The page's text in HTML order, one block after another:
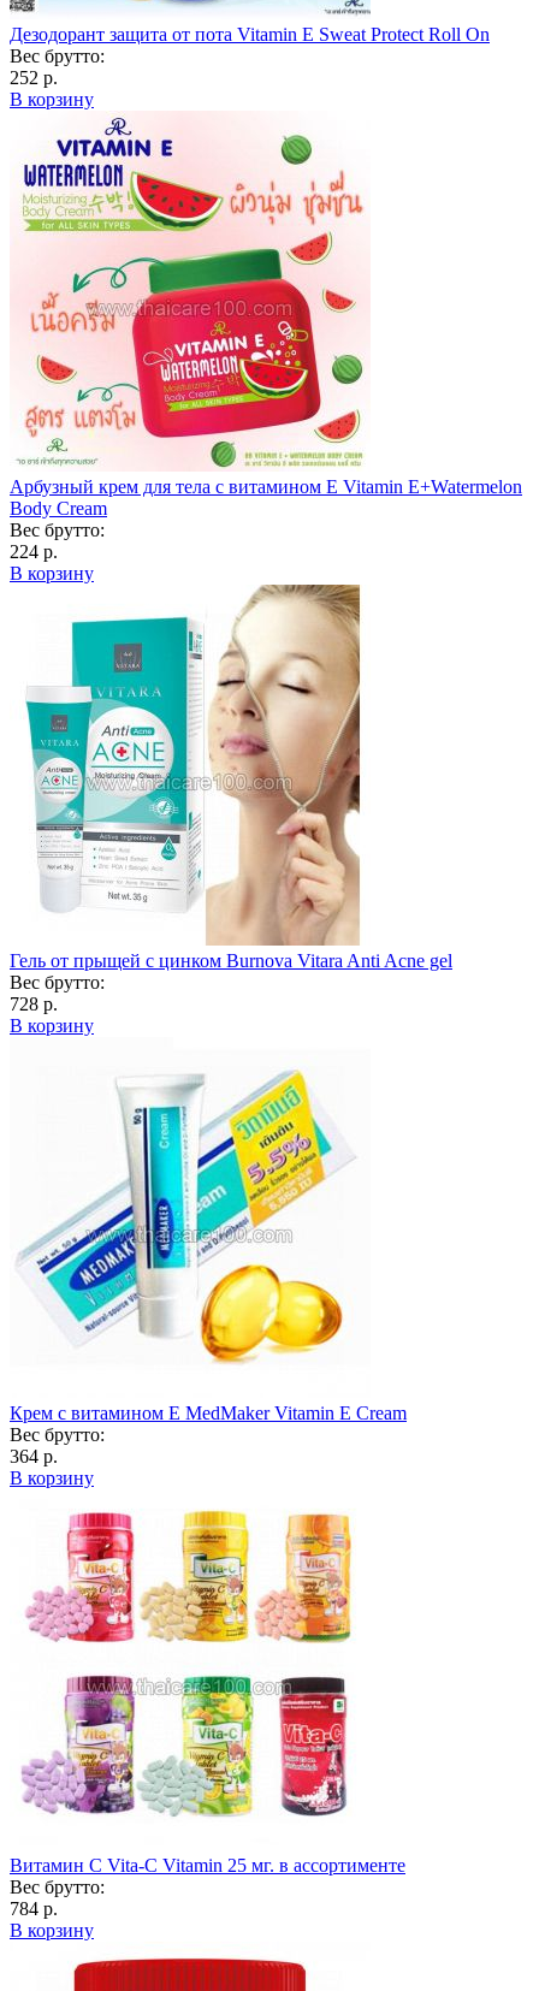
Дезодорант защита от пота Vitamin E Sweat Protect Roll On
Вес брутто:
252 р.
В корзину
Арбузный крем для тела с витамином Е Vitamin E+Watermelon
Body Cream
Вес брутто:
224 р.
В корзину
Гель от прыщей с цинком Burnova Vitara Anti Acne gel
Вес брутто:
728 р.
В корзину
Крем с витамином Е MedMaker Vitamin E Cream
Вес брутто:
364 р.
В корзину
Витамин С Vita-C Vitamin 25 мг. в ассортименте
Вес брутто:
784 р.
В корзину